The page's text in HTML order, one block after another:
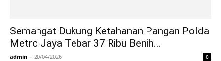
Semangat Dukung Ketahanan Pangan Polda
Metro Jaya Tebar 37 Ribu Benih...
admin - 20/04/2026 0